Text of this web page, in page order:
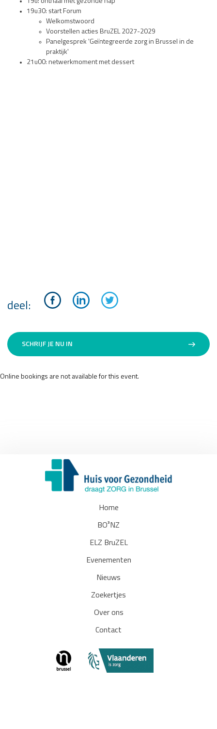
19u30: start Forum
Welkomstwoord
Voorstellen acties BruZEL 2027-2029
Panelgesprek 'Geïntegreerde zorg in Brussel in de
praktijk'
21u00: netwerkmoment met dessert
deel:
SCHRIJF JE NU IN
Online bookings are not available for this event.
Home
BO³NZ
ELZ BruZEL
Evenementen
Nieuws
Zoekertjes
Over ons
Contact